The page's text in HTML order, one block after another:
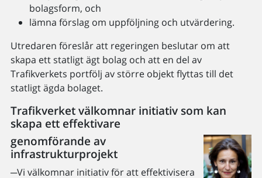
bolagsform, och
lämna förslag om uppföljning och utvärdering.
Utredaren föreslår att regeringen beslutar om att
skapa ett statligt ägt bolag och att en del av
Trafikverkets portfölj av större objekt flyttas till det
statligt ägda bolaget.
Trafikverket välkomnar initiativ som kan
skapa ett effektivare
genomförande av
infrastrukturprojekt
─Vi välkomnar initiativ för att effektivisera